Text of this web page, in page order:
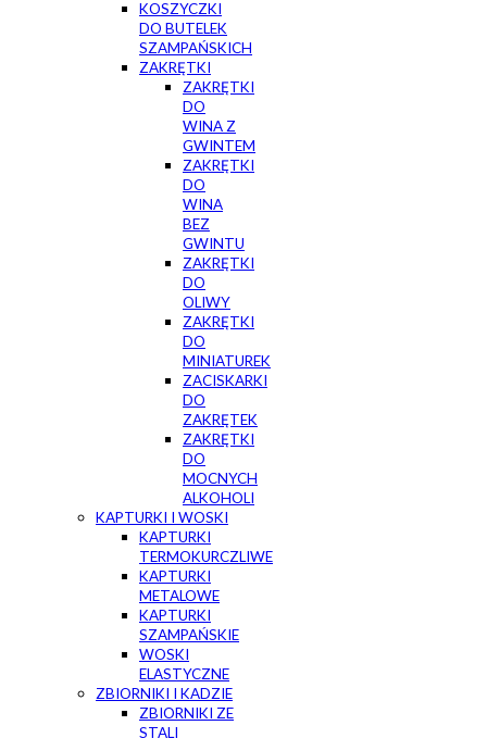
KOSZYCZKI
DO BUTELEK
SZAMPAŃSKICH
ZAKRĘTKI
ZAKRĘTKI
DO
WINA Z
GWINTEM
ZAKRĘTKI
DO
WINA
BEZ
GWINTU
ZAKRĘTKI
DO
OLIWY
ZAKRĘTKI
DO
MINIATUREK
ZACISKARKI
DO
ZAKRĘTEK
ZAKRĘTKI
DO
MOCNYCH
ALKOHOLI
KAPTURKI I WOSKI
KAPTURKI
TERMOKURCZLIWE
KAPTURKI
METALOWE
KAPTURKI
SZAMPAŃSKIE
WOSKI
ELASTYCZNE
ZBIORNIKI I KADZIE
ZBIORNIKI ZE
STALI